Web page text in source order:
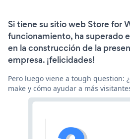
Si tiene su sitio web Store for
funcionamiento, ha superado
en la construcción de la
empresa. ¡felicidades!
Pero luego viene a tough question:
make y cómo ayudar a más